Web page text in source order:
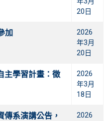
20日
加
2026
年3月
20日
主學習計畫：徵
2026
年3月
18日
傳系演講公告，
2026